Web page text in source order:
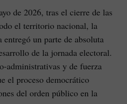
de 2026, tras el cierre de las
el territorio nacional, la
un parte de absoluta
de la jornada electoral.
administrativas y de fuerza
el proceso democrático
del orden público en la